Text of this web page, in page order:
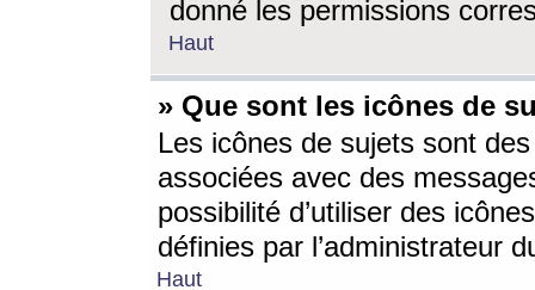
donné les permissions
Haut
» Que sont les icônes de
Les icônes de sujets sont
associées avec des
possibilité d’utiliser des
définies par l’administrateur
Haut